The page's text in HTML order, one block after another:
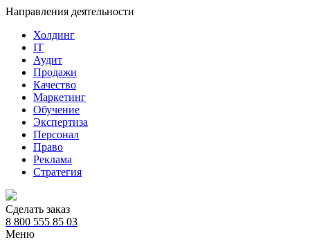
Направления деятельности
Холдинг
IT
Аудит
Продажи
Качество
Маркетинг
Обучение
Экспертиза
Персонал
Право
Реклама
Стратегия
Сделать заказ
8 800 555 85 03
Меню